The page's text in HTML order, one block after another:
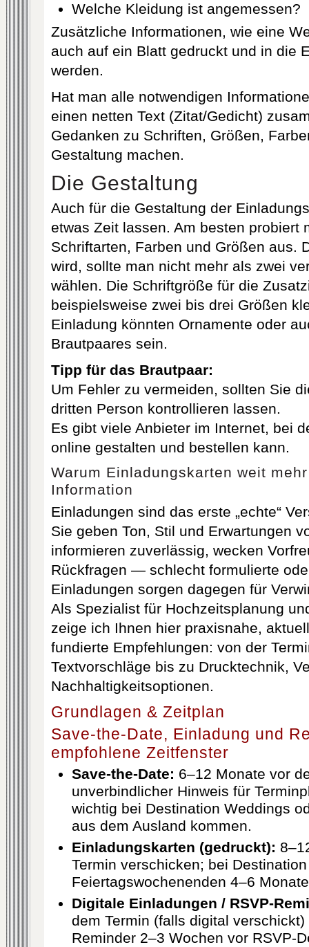
Welche Kleidung ist angemessen?
Zusätzliche Informationen, wie eine
auch auf ein Blatt gedruckt und in die
werden.
Hat man alle notwendigen
einen netten Text (Zitat/Gedicht)
Gedanken zu Schriften, Größen,
Gestaltung machen.
Die Gestaltung
Auch für die Gestaltung der
etwas Zeit lassen. Am besten probiert
Schriftarten, Farben und Größen aus.
wird, sollte man nicht mehr als zwei
wählen. Die Schriftgröße für die
beispielsweise zwei bis drei Größen
Einladung könnten Ornamente oder
Brautpaares sein.
Tipp für das Brautpaar:
Um Fehler zu vermeiden, sollten Sie
dritten Person kontrollieren lassen.
Es gibt viele Anbieter im Internet, bei
online gestalten und bestellen kann.
Warum Einladungskarten weit
Information
Einladungen sind das erste „echte“
Sie geben Ton, Stil und Erwartungen
informieren zuverlässig, wecken
Rückfragen — schlecht formulierte
Einladungen sorgen dagegen für
Als Spezialist für Hochzeitsplanung
zeige ich Ihnen hier praxisnahe,
fundierte Empfehlungen: von der
Textvorschläge bis zu Drucktechnik,
Nachhaltigkeitsoptionen.
Grundlagen & Zeitplan
Save-the-Date, Einladung und
empfohlene Zeitfenster
Save-the-Date: 6–12 Monate vor
unverbindlicher Hinweis für
wichtig bei Destination Weddings
aus dem Ausland kommen.
Einladungskarten (gedruckt):
Termin verschicken; bei
Feiertagswochenenden 4–6
Digitale Einladungen / RSVP-
dem Termin (falls digital
Reminder 2–3 Wochen vor RSVP-